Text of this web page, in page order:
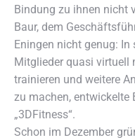
Bindung zu ihnen nicht
Baur, dem
Eningen nicht genug:
Mitglieder quasi virtuell
trainieren und weitere
zu machen, entwickelte
„3DFitness“.
Schon im Dezember